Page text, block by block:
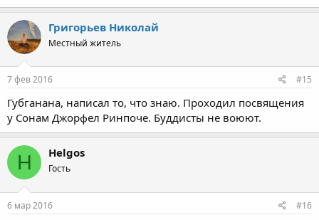
Григорьев Николай
Местный житель
7 фев 2016 #15
Губганана, написал то, что знаю. Проходил посвящения
у Сонам Джорфел Ринпоче. Буддисты не воюют.
H Helgos
Гость
6 мар 2016 #16